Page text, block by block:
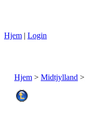
Hjem | Login
Hjem > Midtjylland >